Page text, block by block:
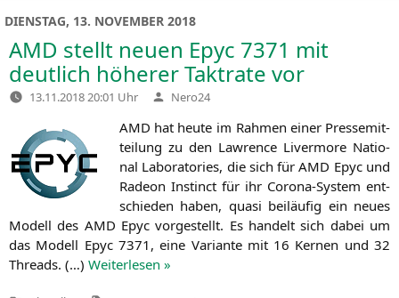
DIENSTAG, 13. NOVEMBER 2018
AMD stellt neuen Epyc 7371 mit
deutlich höherer Taktrate vor
13.11.2018 20:01 Uhr Verfasst
von
Nero24
AMD hat heu­te im Rah­men einer Pres­se­mit­
tei­lung zu den Law­rence Liver­mo­re Natio­
nal Labo­ra­to­ries, die sich fürAMD Epyc und
Rade­on Instinct für ihr Coro­na-Sys­tem ent­
schie­den haben, qua­si bei­läu­fig ein neu­es
Modell des AMD Epyc vor­ge­stellt. Es han­delt sich dabei um
das Modell Epyc 7371, eine Vari­an­te mit 16 Ker­nen und 32
Threads. (…) Wei­ter­le­sen »